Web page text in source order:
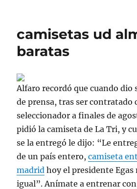
camisetas ud
baratas
Alfaro recordó que cuando dio
de prensa, tras ser contratado
seleccionador a finales de
pidió la camiseta de La Tri, y
se la entregó le dijo: “Le
de un país entero,camiseta
madrid hoy el presidente Egas
igual”. Anímate a entrenar